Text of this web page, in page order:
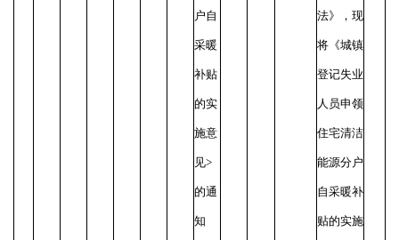
户自
采暖
补贴
的实
施意
见>
的通
知
法》，现
将《城镇
登记失业
人员申领
住宅清洁
能源分户
自采暖补
贴的实施